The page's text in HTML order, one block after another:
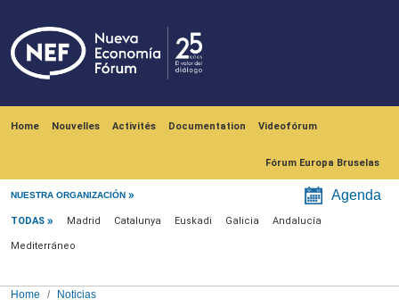
Home Nouvelles Activités Documentation Videofórum
Fórum Europa Bruselas
NUESTRA ORGANIZACIÓN Agenda
Menú noticias
TODAS Madrid Catalunya Euskadi Galicia Andalucía
Mediterráneo
Home Noticias